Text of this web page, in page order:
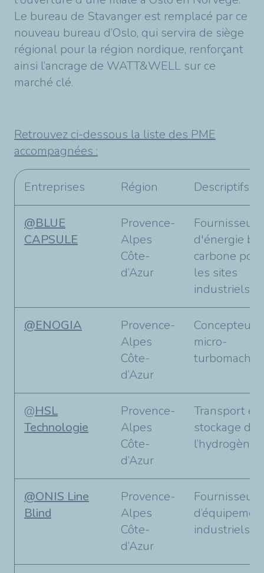
Le bureau de Stavanger est remplacé par ce
nouveau bureau d’Oslo, qui servira de siège
régional pour la région nordique, renforçant
ainsi l’ancrage de WATT&WELL sur ce
marché clé.
Retrouvez ci-dessous la liste des PME
accompagnées :
Entreprises Région Descriptifs
@BLUE
CAPSULE
Provence-
Alpes
Côte-
d’Azur
Fournisseur
d'énergie
carbone pour
les sites
industriels.
@ENOGIA
Provence-
Alpes
Côte-
d’Azur
Concepteur
micro-
@HSL
Technologie
Provence-
Alpes
Côte-
d’Azur
Transport et
stockage de
l’hydrogène.
@ONIS Line
Blind
Provence-
Alpes
Côte-
d’Azur
Fournisseur
industriels.